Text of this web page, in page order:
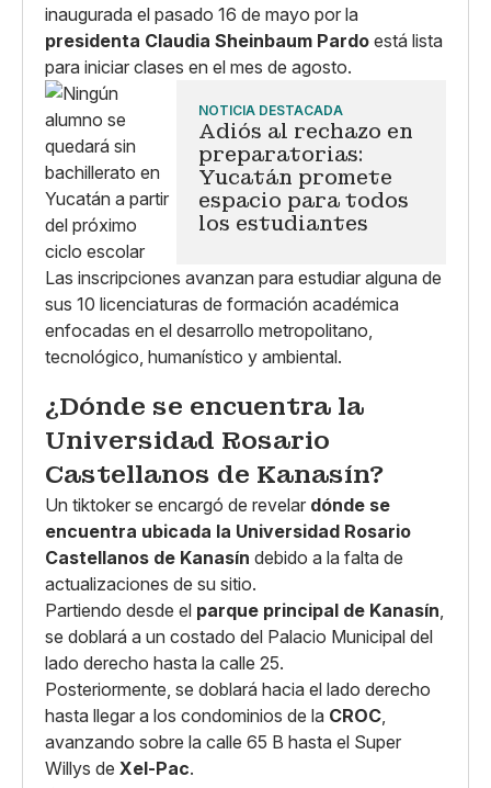
inaugurada el pasado 16 de mayo por la
presidenta Claudia Sheinbaum Pardo está lista
para iniciar clases en el mes de agosto.
NOTICIA DESTACADA
Adiós al rechazo en
preparatorias:
Yucatán promete
espacio para todos
los estudiantes
Las inscripciones avanzan para estudiar alguna de
sus 10 licenciaturas de formación académica
enfocadas en el desarrollo metropolitano,
tecnológico, humanístico y ambiental.
¿Dónde se encuentra la
Universidad Rosario
Castellanos de Kanasín?
Un tiktoker se encargó de revelar dónde se
encuentra ubicada la Universidad Rosario
Castellanos de Kanasín debido a la falta de
actualizaciones de su sitio.
Partiendo desde el parque principal de Kanasín
se doblará a un costado del Palacio Municipal del
lado derecho hasta la calle 25.
Posteriormente, se doblará hacia el lado derecho
hasta llegar a los condominios de la CROC
avanzando sobre la calle 65 B hasta el Super
Willys de Xel-Pac.